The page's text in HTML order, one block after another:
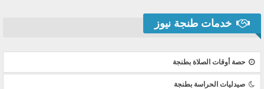
خدمات طنجة نيوز
حصة أوقات الصلاة بطنجة
صيدليات الحراسة بطنجة